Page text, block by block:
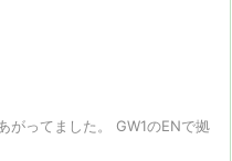
ってました。 GW1のENで拠